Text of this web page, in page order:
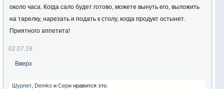
около часа. Когда сало будет готово, можете вынуть его, выложить
на тарелку, нарезать и подать к столу, когда продукт остынет.
Приятного аппетита!
02.07.19
Вверх
Шурпет Demko и Серж нравится это.